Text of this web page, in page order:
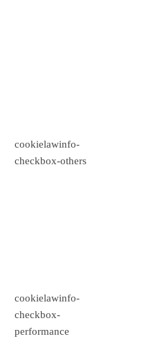
cookielawinfo-
checkbox-others
cookielawinfo-
checkbox-
performance